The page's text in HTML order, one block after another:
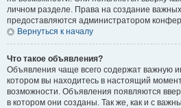
личном разделе. Права на создание
предоставляются администратором
Вернуться к началу
Что такое объявления?
Объявления чаще всего содержат важную
котором вы находитесь в настоящий
возможности. Объявления появляются
в котором они созданы. Так же, как и с